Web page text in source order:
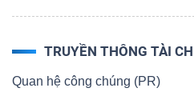
TRUYỀN THÔNG TÀI
Quan hệ công chúng (PR)